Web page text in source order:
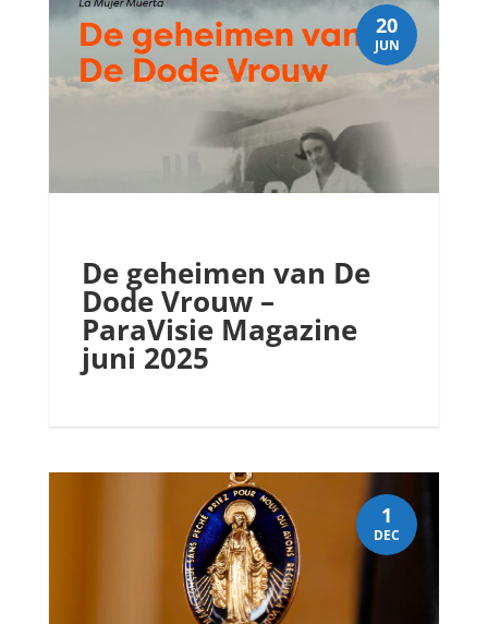
De geheimen van De
Dode Vrouw –
ParaVisie Magazine
juni 2025
20
JUN
1
DEC